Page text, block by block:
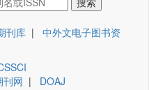
刊库 | 中外文电子图书资
刊网 | DOAJ